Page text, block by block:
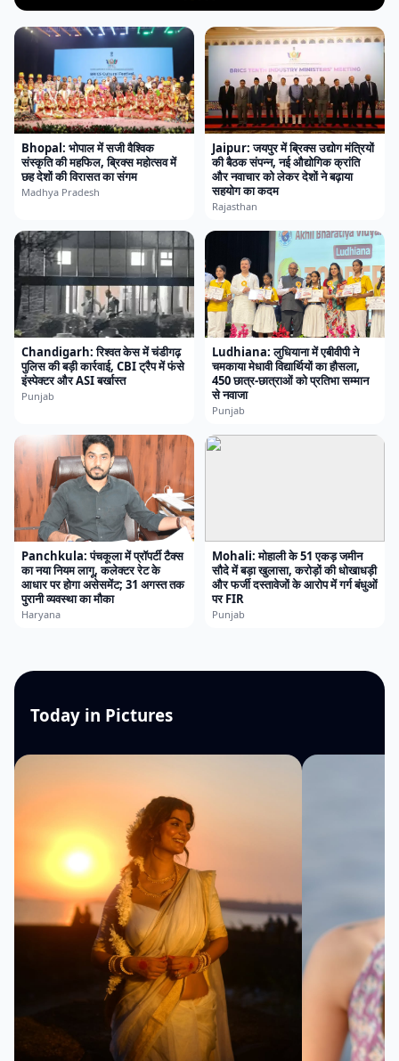
Bhopal: भोपाल में सजी वैश्विक
संस्कृति की महफिल, ब्रिक्स महोत्सव में
छह देशों की विरासत का संगम
Madhya Pradesh
Jaipur: जयपुर में ब्रिक्स उद्योग मंत्रियों
की बैठक संपन्न, नई औद्योगिक क्रांति
और नवाचार को लेकर देशों ने बढ़ाया
सहयोग का कदम
Rajasthan
Chandigarh: रिश्वत केस में चंडीगढ़
पुलिस की बड़ी कार्रवाई, CBI ट्रैप में फंसे
इंस्पेक्टर और ASI बर्खास्त
Punjab
Ludhiana: लुधियाना में एबीवीपी ने
चमकाया मेधावी विद्यार्थियों का हौसला,
450 छात्र-छात्राओं को प्रतिभा सम्मान
से नवाजा
Punjab
Panchkula: पंचकूला में प्रॉपर्टी टैक्स
का नया नियम लागू, कलेक्टर रेट के
आधार पर होगा असेसमेंट; 31 अगस्त तक
पुरानी व्यवस्था का मौका
Haryana
Mohali: मोहाली के 51 एकड़ जमीन
सौदे में बड़ा खुलासा, करोड़ों की धोखाधड़ी
और फर्जी दस्तावेजों के आरोप में गर्ग बंधुओं
पर FIR
Punjab
Today in Pictures